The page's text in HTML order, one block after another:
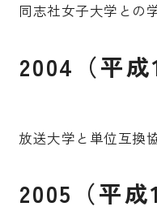
同志社女子大学との
2004（平
放送大学と単位互換
2005（平成